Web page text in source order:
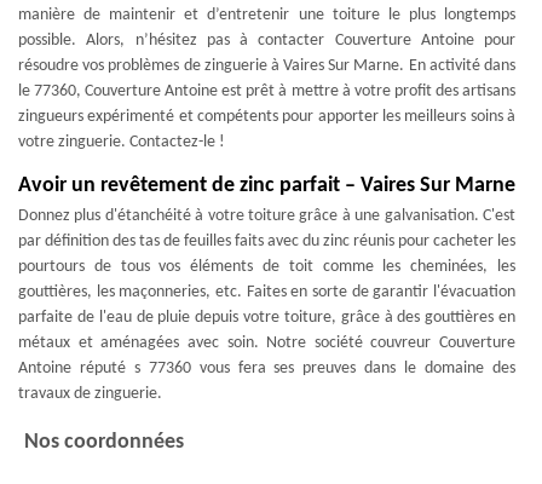
manière de maintenir et d’entretenir une toiture le plus longtemps
possible. Alors, n’hésitez pas à contacter Couverture Antoine pour
résoudre vos problèmes de zinguerie à Vaires Sur Marne. En activité dans
le 77360, Couverture Antoine est prêt à mettre à votre profit des artisans
zingueurs expérimenté et compétents pour apporter les meilleurs soins à
votre zinguerie. Contactez-le !
Avoir un revêtement de zinc parfait – Vaires Sur Marne
Donnez plus d'étanchéité à votre toiture grâce à une galvanisation. C'est
par définition des tas de feuilles faits avec du zinc réunis pour cacheter les
pourtours de tous vos éléments de toit comme les cheminées, les
gouttières, les maçonneries, etc. Faites en sorte de garantir l'évacuation
parfaite de l'eau de pluie depuis votre toiture, grâce à des gouttières en
métaux et aménagées avec soin. Notre société couvreur Couverture
Antoine réputé s 77360 vous fera ses preuves dans le domaine des
travaux de zinguerie.
Nos coordonnées